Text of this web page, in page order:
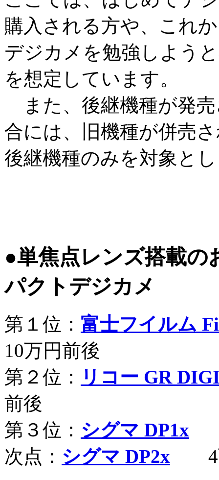
購入される方や、これ
デジカメを勉強しよう
を想定しています。
また、後継機種が発
合には、旧機種が併売
後継機種のみを対象と
●単焦点レンズ搭載の
パクトデジカメ
第１位： 富士フイルム
10万円前後
第２位：
リコー GR
前後
第３位： シグマ DP1x
次点： シグマ DP2x 4